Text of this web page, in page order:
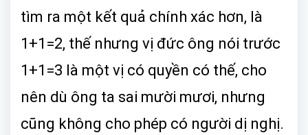
tìm ra một kết quả chính xác hơn, là
1+1=2, thế nhưng vị đức ông nói trước
1+1=3 là một vị có quyền có thế, cho
nên dù ông ta sai mười mươi, nhưng
cũng không cho phép có người dị nghị.